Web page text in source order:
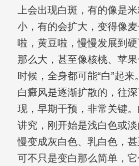
上会出现白斑，有的像是
小，有的会扩大，变得像
啦，黄豆啦，慢慢发展到
那么大，甚至像核桃、苹
时候，全身都可能“白”起来
白癜风是逐渐扩散的，往
现，早期干预，非常关键
讲究，刚开始是浅白色或
慢变成灰白色、乳白色，
可不只是变白那么简单，